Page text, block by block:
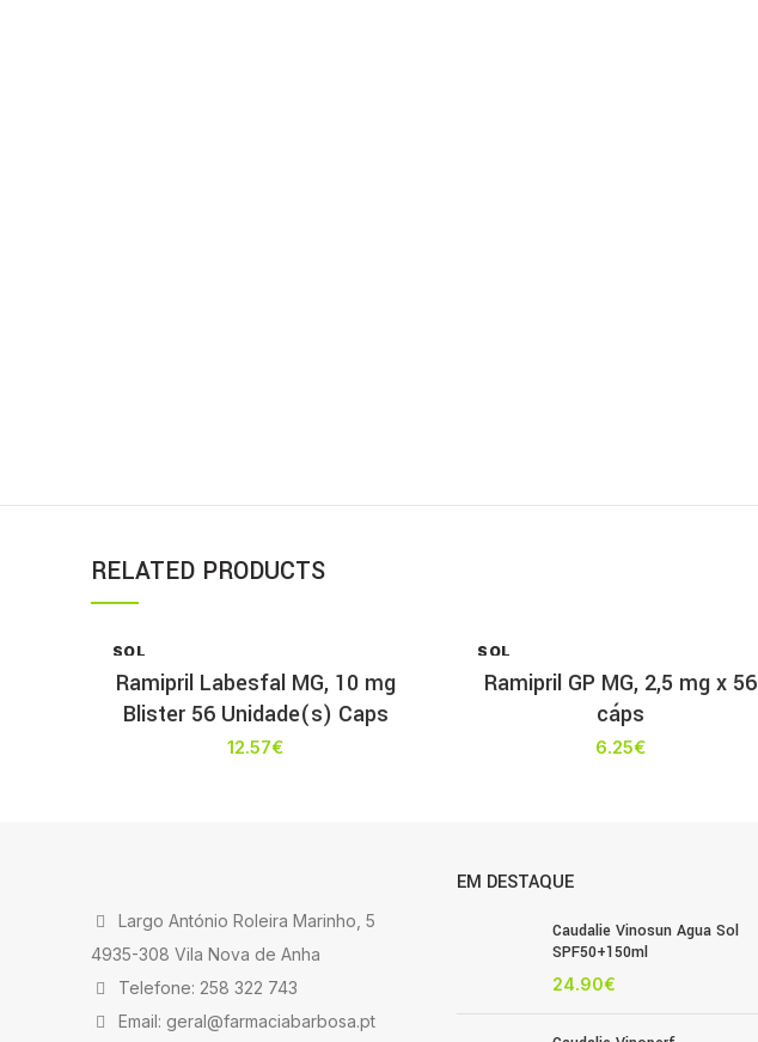
RELATED PRODUCTS
SOL
T
Ramipril Labesfal MG, 10 mg
Blister 56 Unidade(s) Caps
12.57€
SOL
T
Ramipril GP MG, 2,5 mg x 56
cáps
6.25€
Largo António Roleira Marinho, 5
4935-308 Vila Nova de Anha
Telefone: 258 322 743
Email: geral@farmaciabarbosa.pt
EM DESTAQUE
Caudalie Vinosun Agua Sol
SPF50+150ml
24.90€